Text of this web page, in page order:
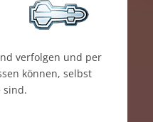
verfolgen und per
können, selbst
sind.